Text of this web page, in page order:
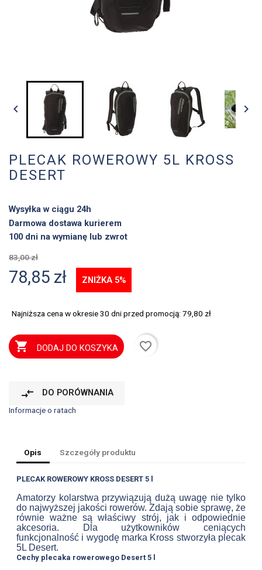
 
PLECAK ROWEROWY 5L KROSS
DESERT
Wysyłka w ciągu 24h
Darmowa dostawa kurierem
100 dni na wymianę lub zwrot
83,00 zł
78,85 zł ZNIŻKA 5%
Najniższa cena w okresie 30 dni przed promocją: 79,80 zł
 DODAJ DO KOSZYKA favorite_border
compare_arrows DO PORÓWNANIA
Informacje o ratach
Opis Szczegóły produktu
PLECAK ROWEROWY KROSS DESERT 5 l
Amatorzy kolarstwa przywiązują dużą uwagę nie tylko
do najwyższej jakości rowerów. Zdają sobie sprawę, że
równie ważne są właściwy strój, jak i odpowiednie
akcesoria. Dla użytkowników ceniących
funkcjonalność i wygodę marka Kross stworzyła plecak
5L Desert.
Cechy plecaka rowerowego Desert 5 l